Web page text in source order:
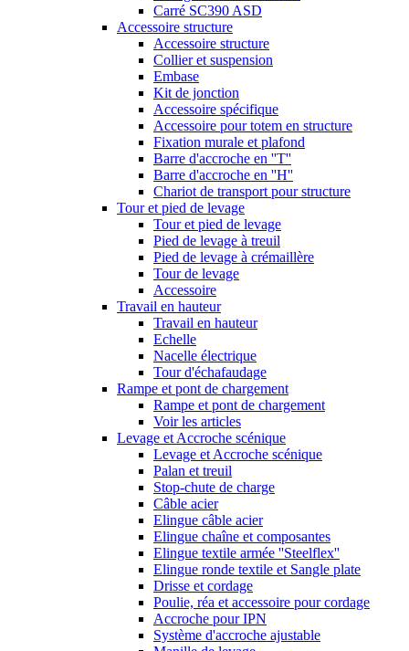
Carré SC390 ASD
Accessoire structure
Accessoire structure
Collier et suspension
Embase
Kit de jonction
Accessoire spécifique
Accessoire pour totem en structure
Fixation murale et plafond
Barre d'accroche en ''T''
Barre d'accroche en ''H''
Chariot de transport pour structure
Tour et pied de levage
Tour et pied de levage
Pied de levage à treuil
Pied de levage à crémaillère
Tour de levage
Accessoire
Travail en hauteur
Travail en hauteur
Echelle
Nacelle électrique
Tour d'échafaudage
Rampe et pont de chargement
Rampe et pont de chargement
Voir les articles
Levage et Accroche scénique
Levage et Accroche scénique
Palan et treuil
Stop-chute de charge
Câble acier
Elingue câble acier
Elingue chaîne et composantes
Elingue textile armée ''Steelflex''
Elingue ronde textile et Sangle plate
Drisse et cordage
Poulie, réa et accessoire pour cordage
Accroche pour IPN
Système d'accroche ajustable